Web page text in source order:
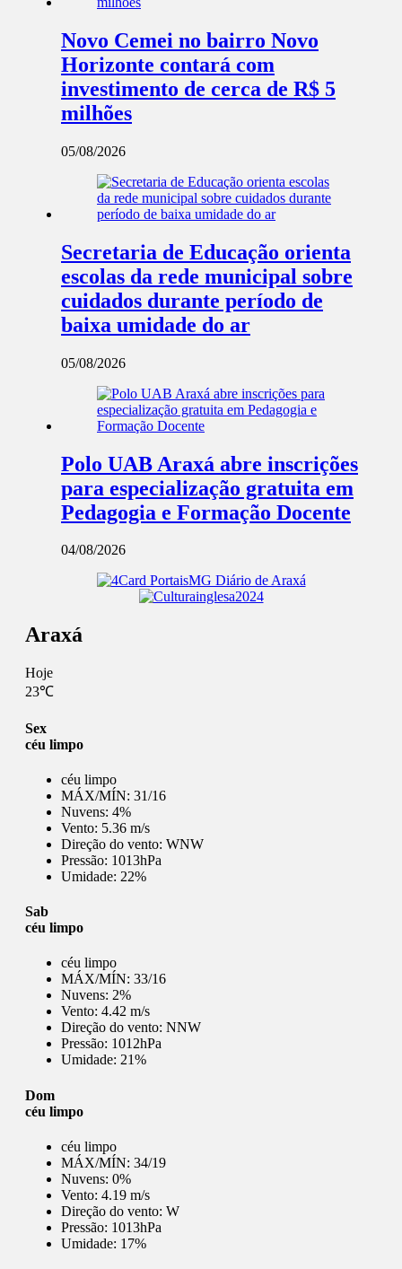
Novo Cemei no bairro Novo
Horizonte contará com
investimento de cerca de R$ 5
milhões
05/08/2026
Secretaria de Educação orienta
escolas da rede municipal sobre
cuidados durante período de
baixa umidade do ar
05/08/2026
Polo UAB Araxá abre inscrições
para especialização gratuita em
Pedagogia e Formação Docente
04/08/2026
Araxá
Hoje
23℃
Sex
céu limpo
céu limpo
MÁX/MÍN: 31/16
Nuvens: 4%
Vento: 5.36 m/s
Direção do vento: WNW
Pressão: 1013hPa
Umidade: 22%
Sab
céu limpo
céu limpo
MÁX/MÍN: 33/16
Nuvens: 2%
Vento: 4.42 m/s
Direção do vento: NNW
Pressão: 1012hPa
Umidade: 21%
Dom
céu limpo
céu limpo
MÁX/MÍN: 34/19
Nuvens: 0%
Vento: 4.19 m/s
Direção do vento: W
Pressão: 1013hPa
Umidade: 17%